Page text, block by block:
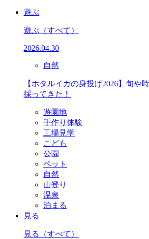
遊ぶ
遊ぶ （すべて）
2026.04.30
自然
【ホタルイカの身投げ2026】旬や
採ってきた！
遊園地
手作り体験
工場見学
こども
公園
ペット
自然
山登り
温泉
泊まる
見る
見る （すべて）